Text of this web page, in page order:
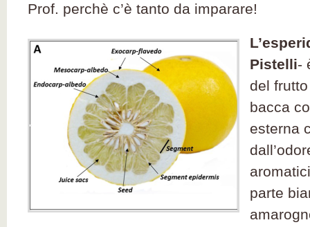
Prof. perchè c’è tanto da imparare!
Pistelli-
del
bacca
esterna
parte